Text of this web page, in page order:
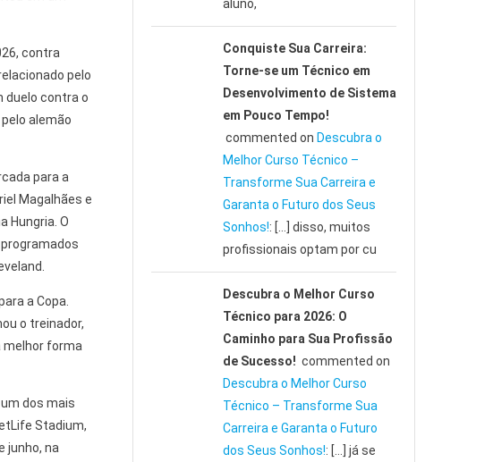
contra
pelo
duelo contra o
alemão
para a
Magalhães e
Hungria. O
a Copa.
o treinador,
melhor forma
dos mais
Stadium,
junho, na
aluno,
Conquiste Sua Carreira:
Torne-se um Técnico em
Desenvolvimento de Sistema
em Pouco Tempo!
commented on Descubra o
Melhor Curso Técnico –
Transforme Sua Carreira e
Garanta o Futuro dos Seus
Sonhos!: […] disso, muitos
profissionais optam por cu
Descubra o Melhor Curso
Técnico para 2026: O
Caminho para Sua Profissão
de Sucesso! commented on
Descubra o Melhor Curso
Técnico – Transforme Sua
Carreira e Garanta o Futuro
dos Seus Sonhos!: […] já se